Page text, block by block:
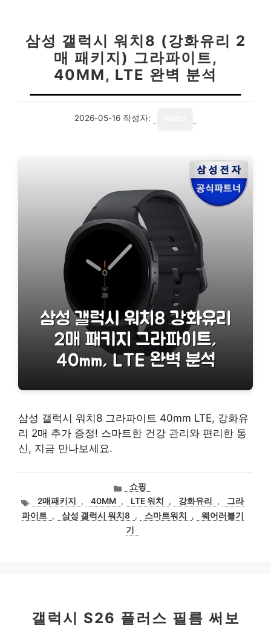
삼성 갤럭시 워치8 (강화유리 2
매 패키지) 그라파이트,
40MM, LTE 완벽 분석
2026-05-16 작성자:
삼성 갤럭시 워치8 그라파이트 40mm LTE, 강화유
리 2매 추가 증정! 스마트한 건강 관리와 편리한 통
신, 지금 만나보세요.
카
테
고
리
쇼핑
태
그
2매패키지 , 40MM , LTE 워치 , 강화유리 ,
그라
파이트 , 삼성 갤럭시 워치8 , 스마트워치 ,
웨어러블기
기
갤럭시 S26 플러스 필름 써보